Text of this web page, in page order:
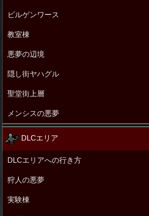
ビルゲンワース
教室棟
悪夢の辺境
隠し街ヤハグル
聖堂街上層
メンシスの悪夢
DLCエリア
DLCエリアへの行き方
狩人の悪夢
実験棟